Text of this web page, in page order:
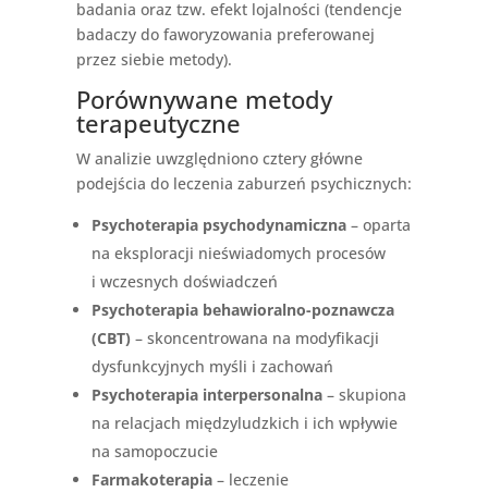
badania oraz tzw. efekt lojalności (tendencje
badaczy do faworyzowania preferowanej
przez siebie metody).
Porównywane metody
terapeutyczne
W analizie uwzględniono cztery główne
podejścia do leczenia zaburzeń psychicznych:
Psychoterapia psychodynamiczna– oparta
na eksploracji nieświadomych procesów
i wczesnych doświadczeń
Psychoterapia behawioralno-poznawcza
(CBT) – skoncentrowana na modyfikacji
dysfunkcyjnych myśli i zachowań
Psychoterapia interpersonalna– skupiona
na relacjach międzyludzkich i ich wpływie
na samopoczucie
Farmakoterapia– leczenie